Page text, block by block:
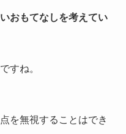
おもてなしを考えてい
すね。
を無視することはでき